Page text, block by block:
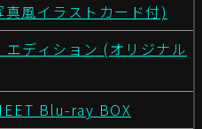
風イラストカード付)
ディション (オリジナル
Blu-ray BOX